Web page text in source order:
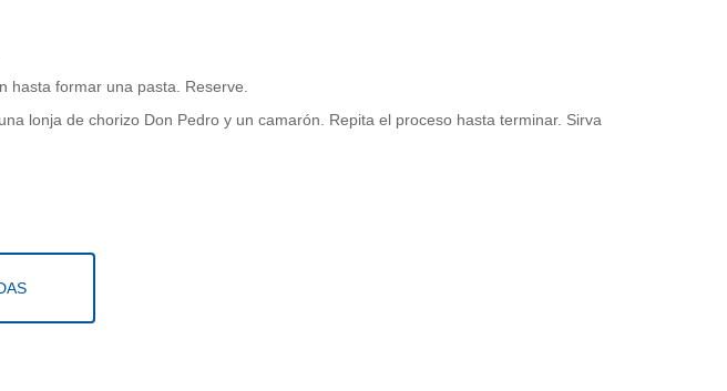
hasta formar una pasta. Reserve.
lonja de chorizo Don Pedro y un camarón. Repita el proceso hasta terminar. Sirva